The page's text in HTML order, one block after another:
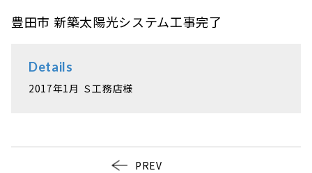
豊田市 新築太陽光システム工事完了
Details
2017年1月 Ｓ工務店様
PREV